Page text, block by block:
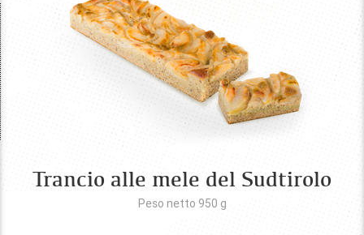
Trancio alle mele del Sudtirolo
Peso netto 950 g